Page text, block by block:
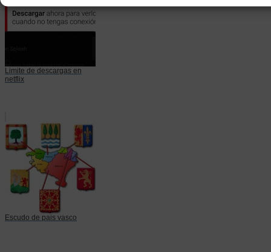
Limite de descargas en
netflix
Escudo de pais vasco